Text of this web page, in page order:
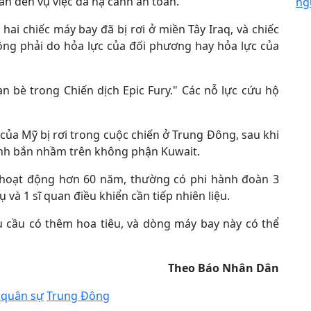
chiếc máy bay đã bị rơi ở miền Tây Iraq, và chiếc
phải do hỏa lực của đối phương hay hỏa lực của
bè trong Chiến dịch Epic Fury." Các nỗ lực cứu hộ
Mỹ bị rơi trong cuộc chiến ở Trung Đông, sau khi
bắn nhầm trên không phận Kuwait.
động hơn 60 năm, thường có phi hành đoàn 3
1 sĩ quan điều khiển cần tiếp nhiên liệu.
cầu có thêm hoa tiêu, và dòng máy bay này có thể
Theo Báo Nhân Dân
sựTrung Đông